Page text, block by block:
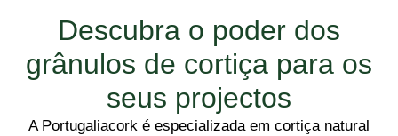
Descubra o poder dos
grânulos de cortiça para os
seus projectos
A Portugaliacork é especializada em cortiça natural